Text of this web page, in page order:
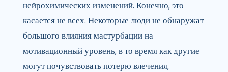
нейрохимических изменений. Конечно, это
касается не всех. Некоторые люди не обнаружат
большого влияния мастурбации на
мотивационный уровень, в то время как другие
могут почувствовать потерю влечения,